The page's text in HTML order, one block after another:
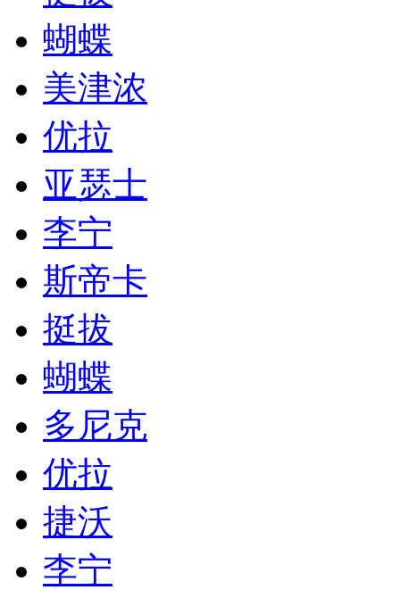
蝴蝶
美津浓
优拉
亚瑟士
李宁
斯帝卡
挺拔
蝴蝶
多尼克
优拉
捷沃
李宁